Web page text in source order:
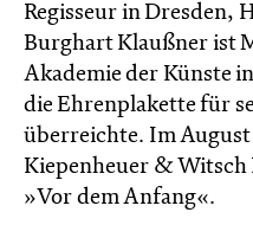
Regisseur in Dresden,
Burghart Klaußner ist
Akademie der Künste
die Ehrenplakette für
überreichte. Im August
Kiepenheuer & Witsch
»Vor dem Anfang«.